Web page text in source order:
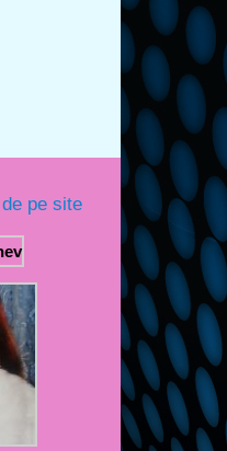
pe site